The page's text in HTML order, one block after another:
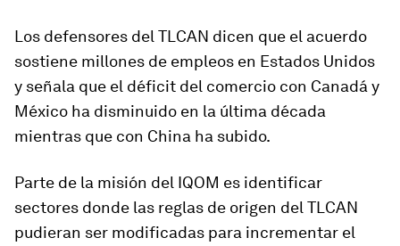
Los defensores del TLCAN dicen que el acuerdo
sostiene millones de empleos en Estados Unidos
y señala que el déficit del comercio con Canadá y
México ha disminuido en la última década
mientras que con China ha subido.
Parte de la misión del IQOM es identificar
sectores donde las reglas de origen del TLCAN
pudieran ser modificadas para incrementar el